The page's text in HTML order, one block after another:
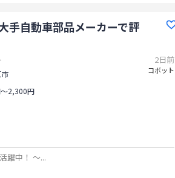
手自動車部品メーカーで評
2,300円
2日前
コボット
30代活躍中！ ～...